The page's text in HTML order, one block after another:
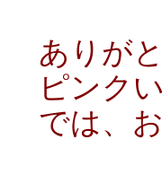
ありが
ピンク
では、